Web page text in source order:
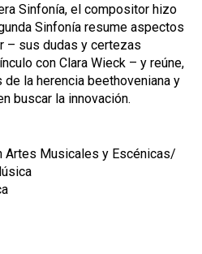
Sinfonía, el compositor hizo
Sinfonía resume aspectos
– sus dudas y certezas
con Clara Wieck – y reúne,
la herencia beethoveniana y
buscar la innovación.
Artes Musicales y Escénicas/